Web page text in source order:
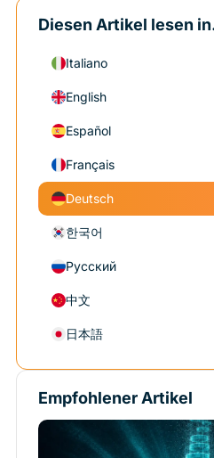
Diesen Artikel lesen
Italiano
English
Español
Français
Deutsch
한국어
Русский
中文
日本語
Empfohlener Artikel